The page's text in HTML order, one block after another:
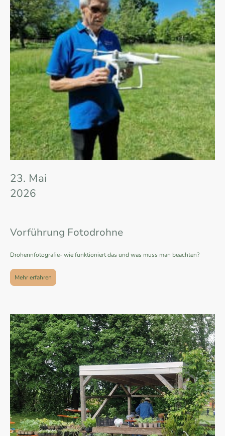
23. Mai
2026
Vorführung Fotodrohne
Drohennfotografie- wie funktioniert das und was muss man beachten?
Mehr erfahren